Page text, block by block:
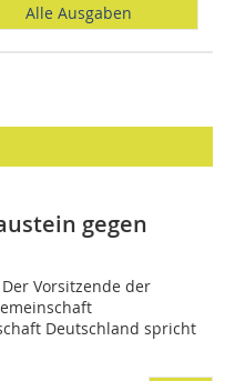
Alle Ausgaben
gegen
Vorsitzende der
Deutschland spricht